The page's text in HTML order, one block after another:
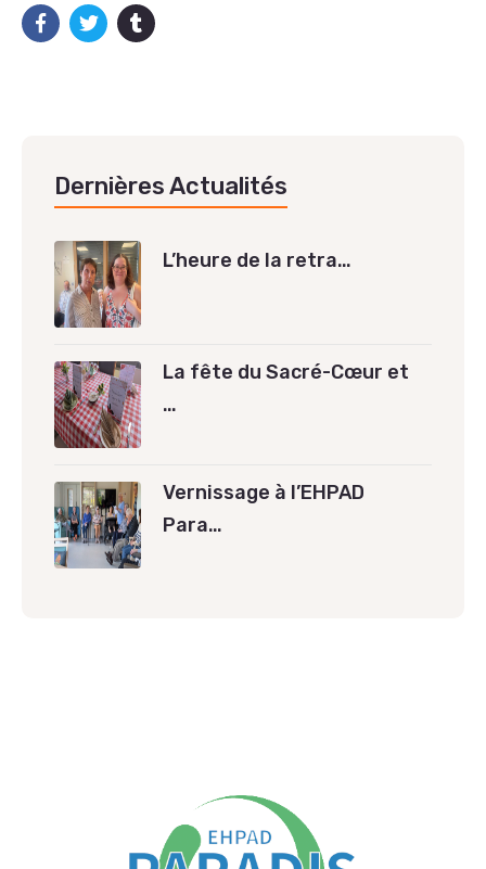
Dernières Actualités
L’heure de la retra…
La fête du Sacré-Cœur et
…
Vernissage à l’EHPAD
Para…